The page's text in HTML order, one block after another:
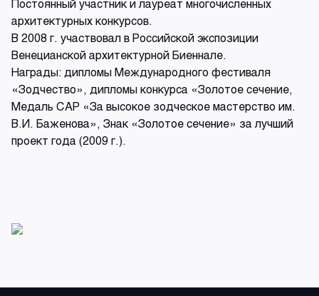
Постоянный участник и лауреат многочисленных
архитектурных конкурсов.
В 2008 г. участвовал в Российской экспозиции
Венецианской архитектурной Биеннале.
Награды: дипломы Международного фестиваля
«Зодчество», дипломы конкурса «Золотое сечение,
Медаль САР «За высокое зодческое мастерство им.
В.И. Баженова», Знак «Золотое сечение» за лучший
проект года (2009 г.).